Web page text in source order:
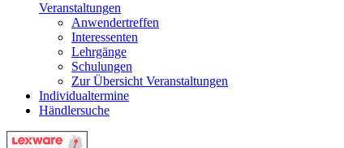
Veranstaltungen
Anwendertreffen
Interessenten
Lehrgänge
Schulungen
Zur Übersicht Veranstaltungen
Individualtermine
Händlersuche